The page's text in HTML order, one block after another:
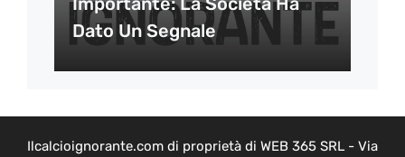
Dato Un Segnale
Ilcalcioignorante.com di proprietà di WEB 365 SRL - Via